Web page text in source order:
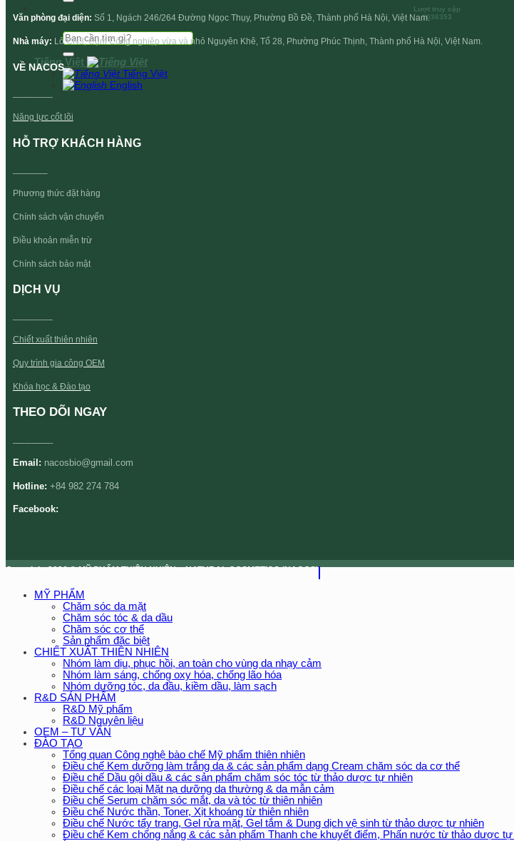
Lượt truy cập
1036353
Tìm
kiếm:
Tiếng Việt
Tiếng Việt
English
Văn phòng đại diện: Số 1, Ngách 246/264 Đường Ngọc Thụy, Phường Bồ Đề, Thành phố Hà Nội, Việt Nam.
Nhà máy: Lô CN3, Cụm Công nghiệp vừa và nhỏ Nguyên Khê, Tổ 28, Phường Phúc Thịnh, Thành phố Hà Nội, Việt Nam.
VỀ NACOS
Năng lực cốt lõi
HỖ TRỢ KHÁCH HÀNG
Phương thức đặt hàng
Chính sách vận chuyển
Điều khoản miễn trừ
Chính sách bảo mật
DỊCH VỤ
Chiết xuất thiên nhiên
Quy trình gia công OEM
Khóa học & Đào tạo
THEO DÕI NGAY
Email: nacosbio@gmail.com
Hotline: +84 982 274 784
Facebook:
MỸ PHẨM
Chăm sóc da mặt
Chăm sóc tóc & da dầu
Chăm sóc cơ thể
Sản phẩm đặc biệt
CHIẾT XUẤT THIÊN NHIÊN
Nhóm làm dịu, phục hồi, an toàn cho vùng da nhạy cảm
Nhóm làm sáng, chống oxy hóa, chống lão hóa
Nhóm dưỡng tóc, da đầu, kiềm dầu, làm sạch
R&D SẢN PHẨM
R&D Mỹ phẩm
R&D Nguyên liệu
OEM – TƯ VẤN
ĐÀO TẠO
Tổng quan Công nghệ bào chế Mỹ phẩm thiên nhiên
Điều chế Kem dưỡng làm trắng da & các sản phẩm dạng Cream chăm sóc da cơ thể
Điều chế Dầu gội dầu & các sản phẩm chăm sóc tóc từ thảo dược tự nhiên
Điều chế các loại Mặt nạ dưỡng da thường & da mẫn cảm
Điều chế Serum chăm sóc mắt, da và tóc từ thiên nhiên
Điều chế Nước thần, Toner, Xịt khoáng từ thiên nhiên
Điều chế Nước tẩy trang, Gel rửa mặt, Gel tắm & Dung dịch vệ sinh từ thảo dược tự nhiên
Điều chế Kem chống nắng & các sản phẩm Thanh che khuyết điểm, Phấn nước từ thảo dược tự